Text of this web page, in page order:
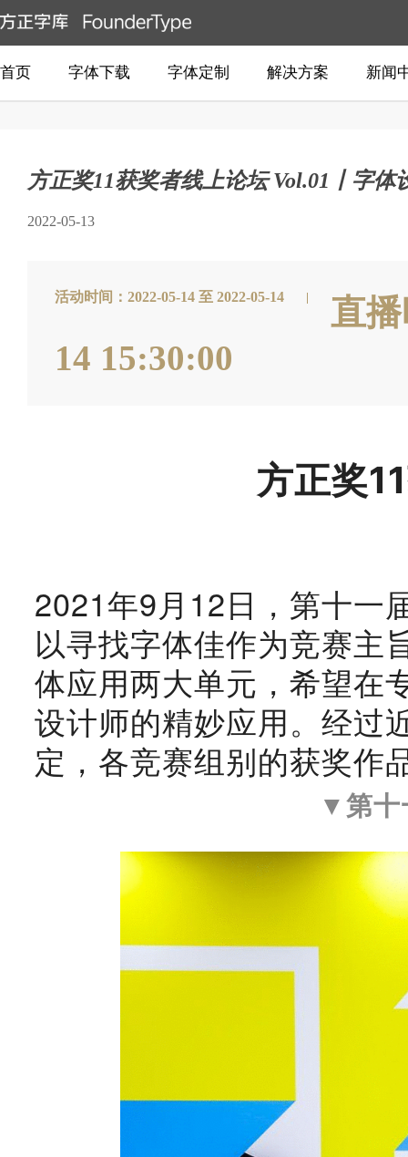
首页 字体下载 字体定制 解决方案 新闻
方正奖11获奖者线上论坛 Vol.01丨字体
2022-05-13
活动时间：2022-05-14 至 2022-05-14
直
14 15:30:00
方正奖
2021年9月12日，第十一
以寻找字体佳作为竞赛主
体应用两大单元，希望在
设计师的精妙应用。经过
定，各竞赛组别的获奖作
▼第十